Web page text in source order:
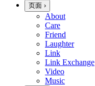
页面 ›
About
Care
Friend
Laughter
Link
Link Exchange
Video
Music